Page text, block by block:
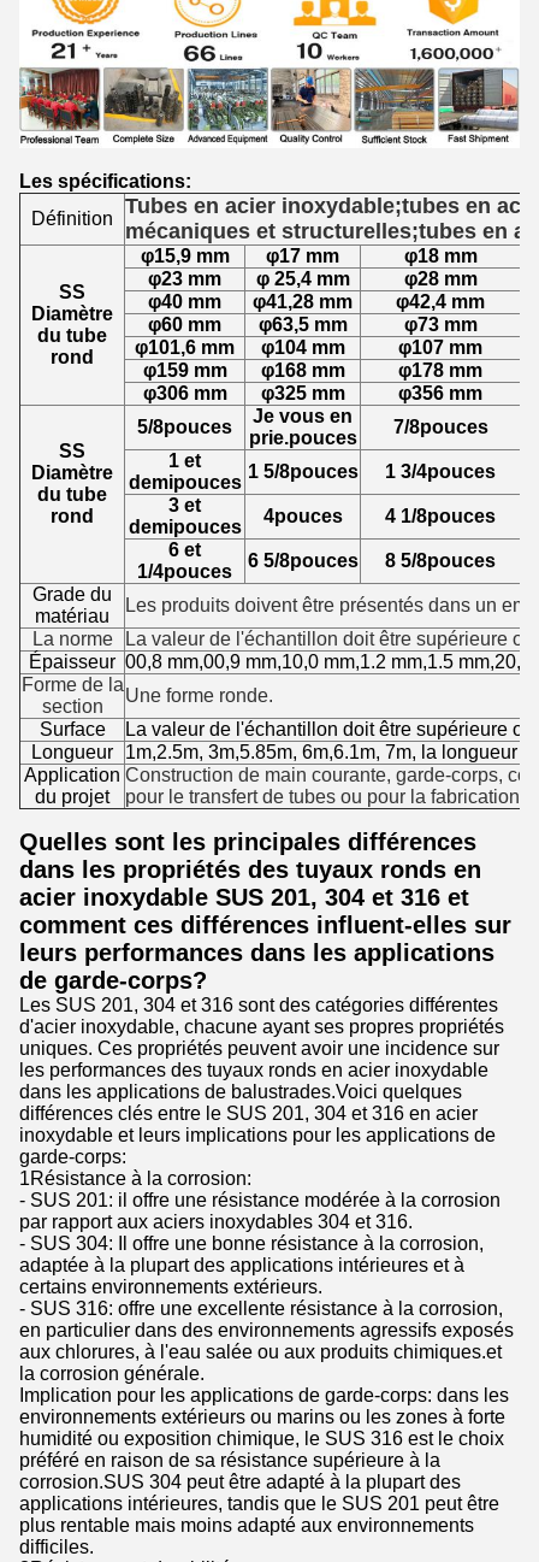
Les spécifications:
Définition
Tubes en acier inoxydable;tubes en
mécaniques et structurelles;tubes en
SS
Diamètre
du tube
rond
φ15,9 mm φ17 mm
φ18 mm
φ23 mm
φ 25,4 mm
φ28 mm
φ40 mm
φ41,28 mm
φ42,4 mm
φ60 mm
φ63,5 mm
φ73 mm
φ101,6 mm
φ104 mm
φ107 mm
φ159 mm
φ168 mm
φ178 mm
φ306 mm
φ325 mm φ356 mm
SS
Diamètre
du tube
rond
5/8pouces
Je vous en
prie.pouces
7/8pouces
1 et
demipouces
1 5/8pouces 1 3/4pouces
3 et
demipouces
4pouces 4 1/8pouces
6 et
1/4pouces
6 5/8pouces 8 5/8pouces
Grade du
matériau
Les produits doivent être présentés dans un
La norme
La valeur de l'échantillon doit être supérieure
Épaisseur 00,8 mm,00,9 mm,10,0 mm,1.2 mm,1.5 mm,20,0
Forme de la
section
Une forme ronde.
Surface
La valeur de l'échantillon doit être supérieure
Longueur
1m,2.5m, 3m,5.85m, 6m,6.1m, 7m, la longueur
Application
du projet
Construction de main courante, garde-corps,
pour le transfert de tubes ou pour la fabrication
Quelles sont les principales différences
dans les propriétés des tuyaux ronds en
acier inoxydable SUS 201, 304 et 316 et
comment ces différences influent-elles sur
leurs performances dans les applications
de garde-corps?
Les SUS 201, 304 et 316 sont des catégories différentes
d'acier inoxydable, chacune ayant ses propres propriétés
uniques. Ces propriétés peuvent avoir une incidence sur
les performances des tuyaux ronds en acier inoxydable
dans les applications de balustrades.Voici quelques
différences clés entre le SUS 201, 304 et 316 en acier
inoxydable et leurs implications pour les applications de
garde-corps:
1Résistance à la corrosion:
- SUS 201: il offre une résistance modérée à la corrosion
par rapport aux aciers inoxydables 304 et 316.
- SUS 304: Il offre une bonne résistance à la corrosion,
adaptée à la plupart des applications intérieures et à
certains environnements extérieurs.
- SUS 316: offre une excellente résistance à la corrosion,
en particulier dans des environnements agressifs exposés
aux chlorures, à l'eau salée ou aux produits chimiques.et
la corrosion générale.
Implication pour les applications de garde-corps: dans les
environnements extérieurs ou marins ou les zones à forte
humidité ou exposition chimique, le SUS 316 est le choix
préféré en raison de sa résistance supérieure à la
corrosion.SUS 304 peut être adapté à la plupart des
applications intérieures, tandis que le SUS 201 peut être
plus rentable mais moins adapté aux environnements
difficiles.